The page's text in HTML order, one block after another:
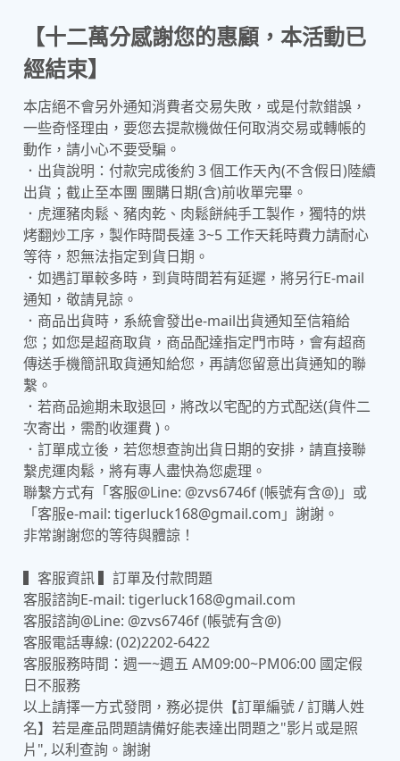
【十二萬分感謝您的惠顧，本活動已
經結束】
本店絕不會另外通知消費者交易失敗，或是付款錯誤，
一些奇怪理由，要您去提款機做任何取消交易或轉帳的
動作，請小心不要受騙。
．出貨說明：付款完成後約 3 個工作天內(不含假日)陸續
出貨；截止至本團 團購日期(含)前收單完畢。
．虎運豬肉鬆、豬肉乾、肉鬆餅純手工製作，獨特的烘
烤翻炒工序，製作時間長達 3~5 工作天耗時費力請耐心
等待，恕無法指定到貨日期。
．如遇訂單較多時，到貨時間若有延遲，將另行E-mail
通知，敬請見諒。
．商品出貨時，系統會發出e-mail出貨通知至信箱給
您；如您是超商取貨，商品配達指定門市時，會有超商
傳送手機簡訊取貨通知給您，再請您留意出貨通知的聯
繫。
．若商品逾期未取退回，將改以宅配的方式配送(貨件二
次寄出，需酌收運費 )。
．訂單成立後，若您想查詢出貨日期的安排，請直接聯
繫虎運肉鬆，將有專人盡快為您處理。
聯繫方式有「客服@Line: @zvs6746f (帳號有含@)」或
「客服e-mail: tigerluck168@gmail.com」謝謝。
非常謝謝您的等待與體諒！
▍客服資訊 ▍訂單及付款問題
客服諮詢E-mail: tigerluck168@gmail.com
客服諮詢@Line: @zvs6746f (帳號有含@)
客服電話專線: (02)2202-6422
客服服務時間：週一~週五 AM09:00~PM06:00 國定假
日不服務
以上請擇一方式發問，務必提供【訂單編號 / 訂購人姓
名】若是產品問題請備好能表達出問題之"影片或是照
片", 以利查詢。謝謝